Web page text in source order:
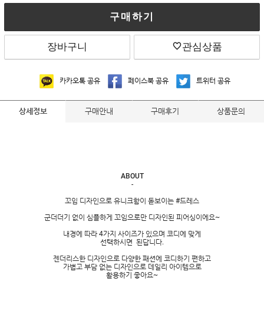
구매하기
장바구니 관심상품
카카오톡 공유 페이스북 공유 트위터 공유
상세정보 구매안내 구매후기 상품문의
ABOUT
-
꼬임 디자인으로 유니크함이 돋보이는 #드레스
군더더기 없이 심플하게 꼬임으로만 디자인된 피어싱이에요~
내경에 따라 4가지 사이즈가 있으며 코디에 맞게
선택하시면 된답니다.
젠더리스한 디자인으로 다양한 패션에 코디하기 편하고
가볍고 부담 없는 디자인으로 데일리 아이템으로
활용하기 좋아요~